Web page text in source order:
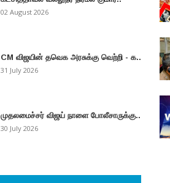
02 August 2026
CM விஜயின் தவெக அரசுக்கு வெற்றி - க..
31 July 2026
முதலமைச்சர் விஜய் நாளை போலீசாருக்கு..
30 July 2026